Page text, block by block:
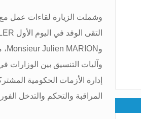
وشملت الزيارة لقاءات عمل مع
التقى الوفد في اليوم الأول
وMonsieur Julien MARION،
وآليات التنسيق بين الوزارات
إدارة الأزمات الحكومية
المراقبة والتحكم والتدخل